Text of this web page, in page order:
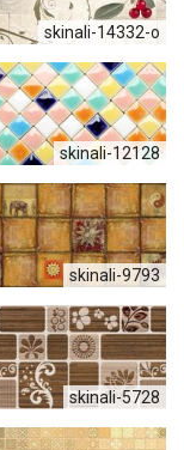
skinali-14332-o
skinali-12128
skinali-9793
skinali-5728